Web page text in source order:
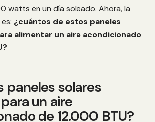
watts en un día soleado. Ahora, la
¿cuántos de estos paneles
alimentar un aire acondicionado
paneles solares
un aire
de 12.000 BTU?